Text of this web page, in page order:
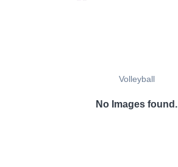
Volleyball
No Images found.